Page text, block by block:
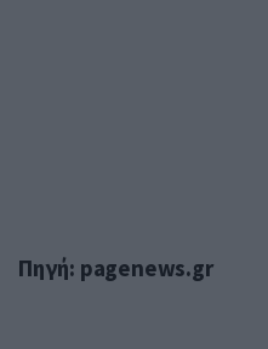
Πηγή: pagenews.gr